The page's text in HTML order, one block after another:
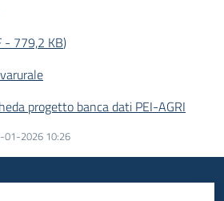
- 779,2 KB)
progetto banca dati PEI-AGRI
01-2026 10:26